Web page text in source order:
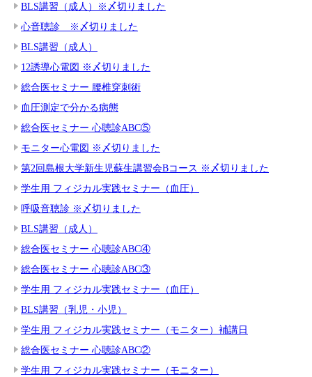
BLS講習（成人）※〆切りました
心音聴診 ※〆切りました
BLS講習（成人）
12誘導心電図 ※〆切りました
総合医セミナー 腰椎穿刺術
血圧測定で分かる病態
総合医セミナー 心聴診ABC⑤
モニター心電図 ※〆切りました
第2回島根大学新生児蘇生講習会Bコース ※〆切りました
学生用 フィジカル実践セミナー（血圧）
呼吸音聴診 ※〆切りました
BLS講習（成人）
総合医セミナー 心聴診ABC④
総合医セミナー 心聴診ABC③
学生用 フィジカル実践セミナー（血圧）
BLS講習（乳児・小児）
学生用 フィジカル実践セミナー（モニター）補講日
総合医セミナー 心聴診ABC②
学生用 フィジカル実践セミナー（モニター）